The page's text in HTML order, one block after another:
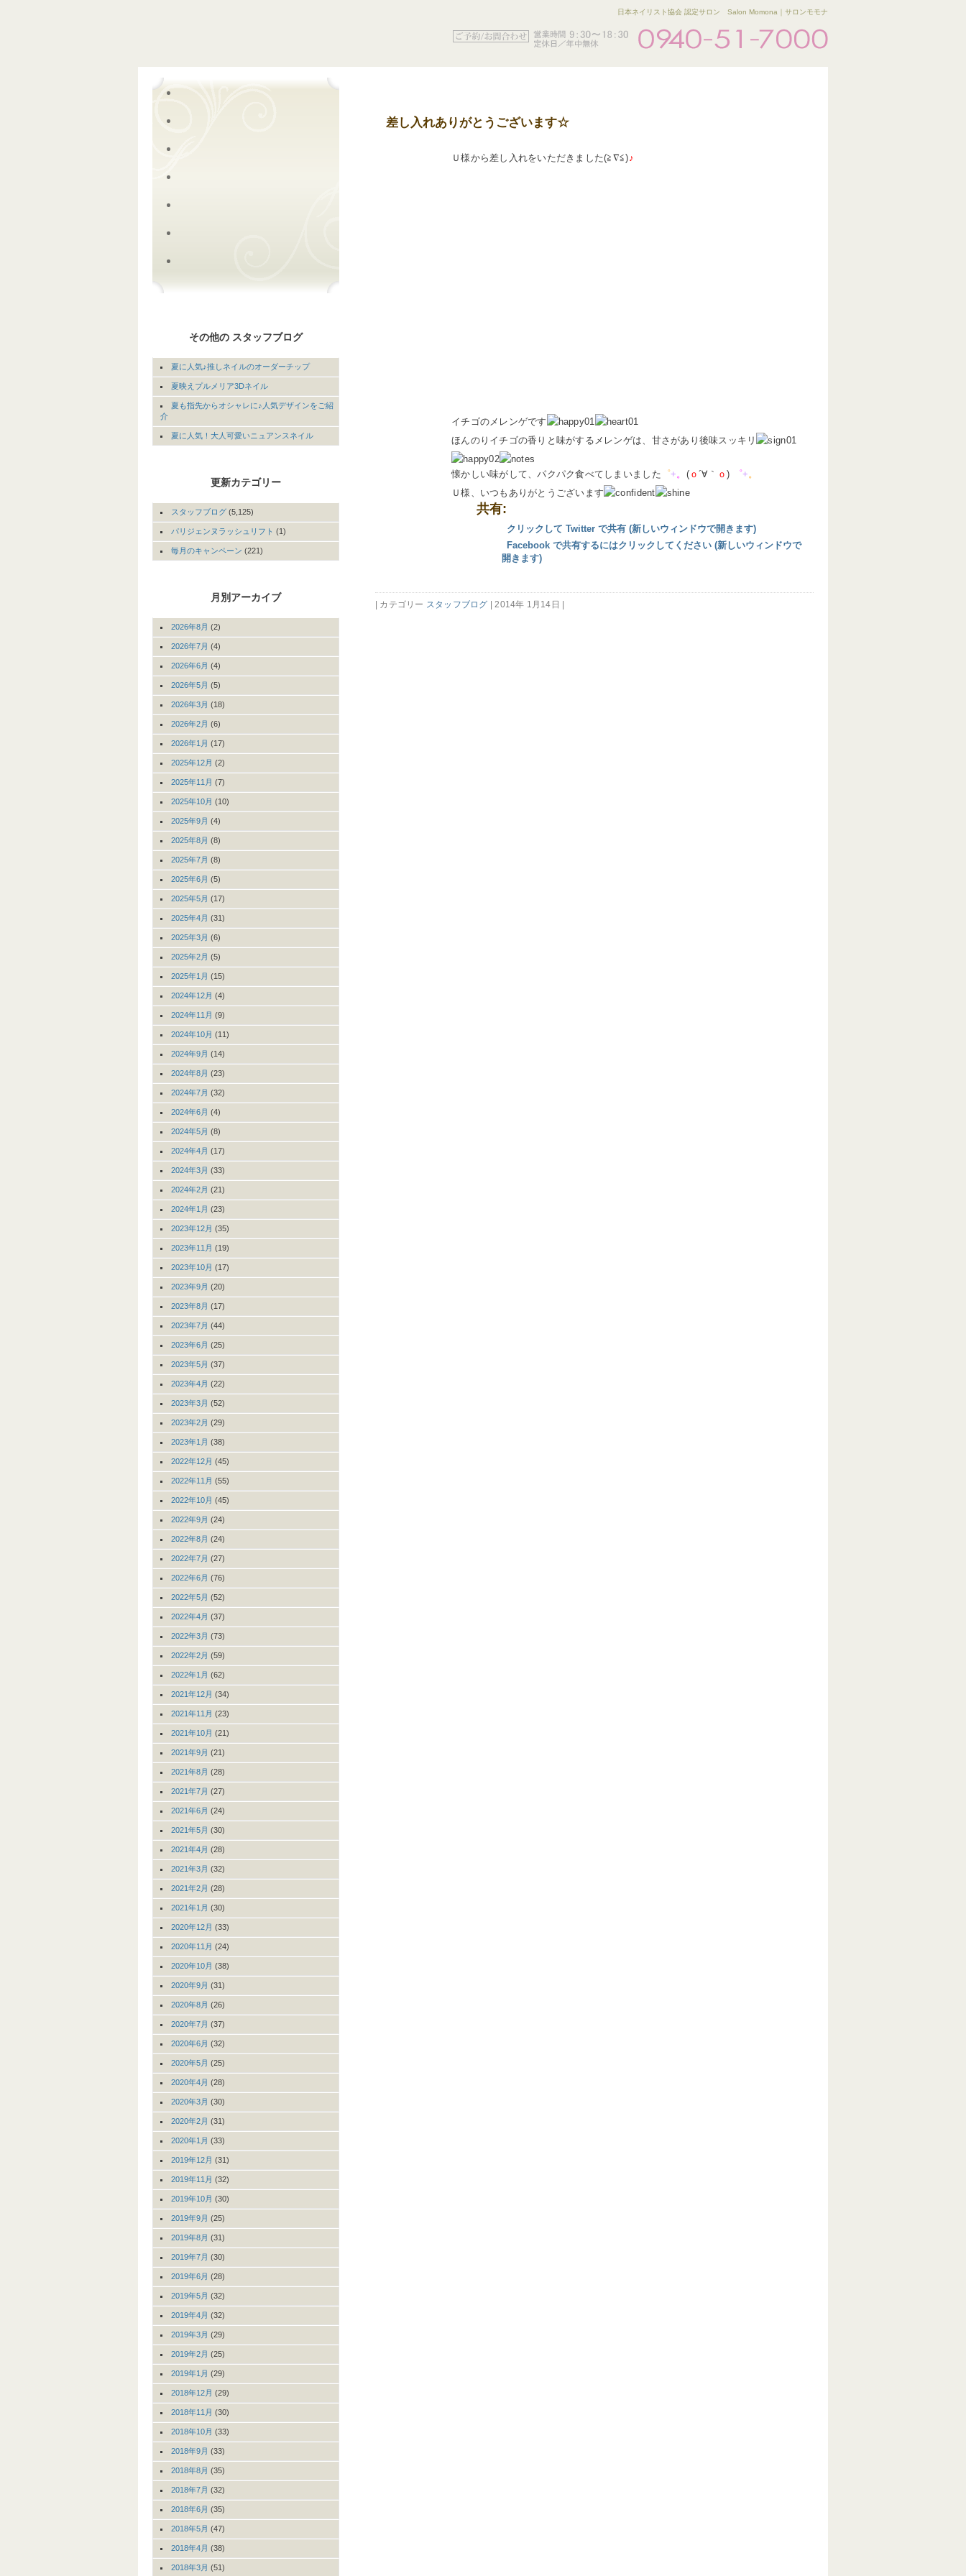
日本ネイリスト協会 認定サロン Salon Momona｜サロンモモナ
差し入れありがとうございます☆
Ｕ様から差し入れをいただきました(≧∇≦)♪
イチゴのメレンゲです
ほんのりイチゴの香りと味がするメレンゲは、甘さがあり後味スッキリ
懐かしい味がして、パクパク食べてしまいました ゜+。 (ｏ´∀｀ ｏ) ゜+。
Ｕ様、いつもありがとうございます
共有:
クリックして Twitter で共有 (新しいウィンドウで開きます)
Facebook で共有するにはクリックしてください (新しいウィンドウで
開きます)
| カテゴリー スタッフブログ | 2014年 1月14日 |
その他の スタッフブログ
夏に人気♪推しネイルのオーダーチップ
夏映えプルメリア3Dネイル
夏も指先からオシャレに♪人気デザインをご紹
介
夏に人気！大人可愛いニュアンスネイル
更新カテゴリー
スタッフブログ (5,125)
パリジェンヌラッシュリフト (1)
毎月のキャンペーン (221)
月別アーカイブ
2026年8月 (2)
2026年7月 (4)
2026年6月 (4)
2026年5月 (5)
2026年3月 (18)
2026年2月 (6)
2026年1月 (17)
2025年12月 (2)
2025年11月 (7)
2025年10月 (10)
2025年9月 (4)
2025年8月 (8)
2025年7月 (8)
2025年6月 (5)
2025年5月 (17)
2025年4月 (31)
2025年3月 (6)
2025年2月 (5)
2025年1月 (15)
2024年12月 (4)
2024年11月 (9)
2024年10月 (11)
2024年9月 (14)
2024年8月 (23)
2024年7月 (32)
2024年6月 (4)
2024年5月 (8)
2024年4月 (17)
2024年3月 (33)
2024年2月 (21)
2024年1月 (23)
2023年12月 (35)
2023年11月 (19)
2023年10月 (17)
2023年9月 (20)
2023年8月 (17)
2023年7月 (44)
2023年6月 (25)
2023年5月 (37)
2023年4月 (22)
2023年3月 (52)
2023年2月 (29)
2023年1月 (38)
2022年12月 (45)
2022年11月 (55)
2022年10月 (45)
2022年9月 (24)
2022年8月 (24)
2022年7月 (27)
2022年6月 (76)
2022年5月 (52)
2022年4月 (37)
2022年3月 (73)
2022年2月 (59)
2022年1月 (62)
2021年12月 (34)
2021年11月 (23)
2021年10月 (21)
2021年9月 (21)
2021年8月 (28)
2021年7月 (27)
2021年6月 (24)
2021年5月 (30)
2021年4月 (28)
2021年3月 (32)
2021年2月 (28)
2021年1月 (30)
2020年12月 (33)
2020年11月 (24)
2020年10月 (38)
2020年9月 (31)
2020年8月 (26)
2020年7月 (37)
2020年6月 (32)
2020年5月 (25)
2020年4月 (28)
2020年3月 (30)
2020年2月 (31)
2020年1月 (33)
2019年12月 (31)
2019年11月 (32)
2019年10月 (30)
2019年9月 (25)
2019年8月 (31)
2019年7月 (30)
2019年6月 (28)
2019年5月 (32)
2019年4月 (32)
2019年3月 (29)
2019年2月 (25)
2019年1月 (29)
2018年12月 (29)
2018年11月 (30)
2018年10月 (33)
2018年9月 (33)
2018年8月 (35)
2018年7月 (32)
2018年6月 (35)
2018年5月 (47)
2018年4月 (38)
2018年3月 (51)